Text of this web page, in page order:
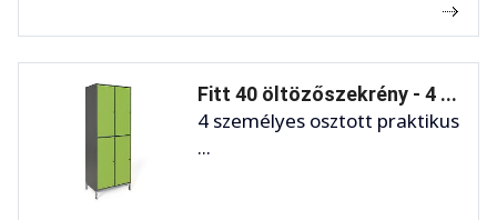
Fitt 40 öltözőszekrény - 4 ...
4 személyes osztott praktikus
...